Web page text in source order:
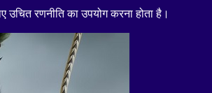
रणनीति का उपयोग करना होता है।